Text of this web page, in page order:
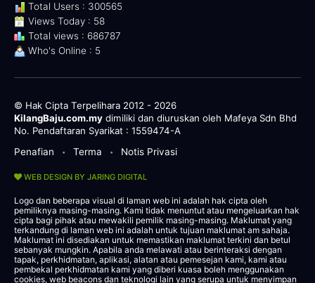
Total Users : 300565
Views Today : 58
Total views : 686787
Who's Online : 5
© Hak Cipta Terpelihara 2012 - 2026
KilangBaju.com.my dimiliki dan diuruskan oleh Mafeya Sdn Bhd
No. Pendaftaran Syarikat : 1559474-A
Penafian
• Terma • Notis Privasi
WEB DESIGN BY JARING DIGITAL
Logo dan beberapa visual di laman web ini adalah hak cipta oleh
pemiliknya masing-masing. Kami tidak menuntut atau mengeluarkan hak
cipta bagi pihak atau mewakili pemilik masing-masing. Maklumat yang
terkandung di laman web ini adalah untuk tujuan maklumat am sahaja.
Maklumat ini disediakan untuk memastikan maklumat terkini dan betul
sebanyak mungkin. Apabila anda melawati atau berinteraksi dengan
tapak, perkhidmatan, aplikasi, alatan atau pemesejan kami, kami atau
pembekal perkhidmatan kami yang diberi kuasa boleh menggunakan
cookies, web beacons dan teknologi lain yang serupa untuk menyimpan